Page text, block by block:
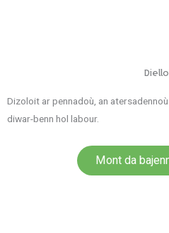
Dizoloit ar pennadoù, an
diwar-benn hol labour.
Mont da